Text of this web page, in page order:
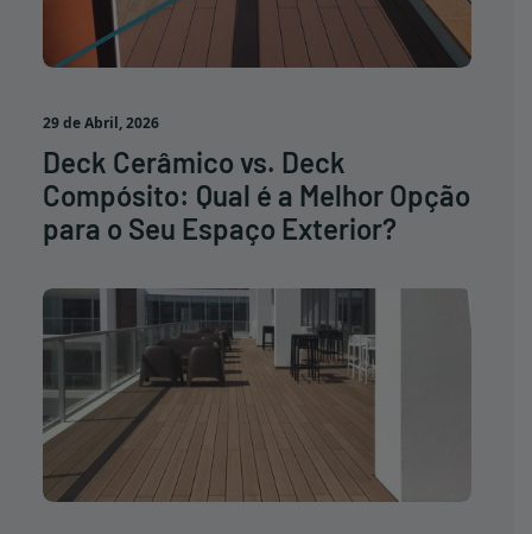
29 de Abril, 2026
Deck Cerâmico vs. Deck
Compósito: Qual é a Melhor Opção
para o Seu Espaço Exterior?